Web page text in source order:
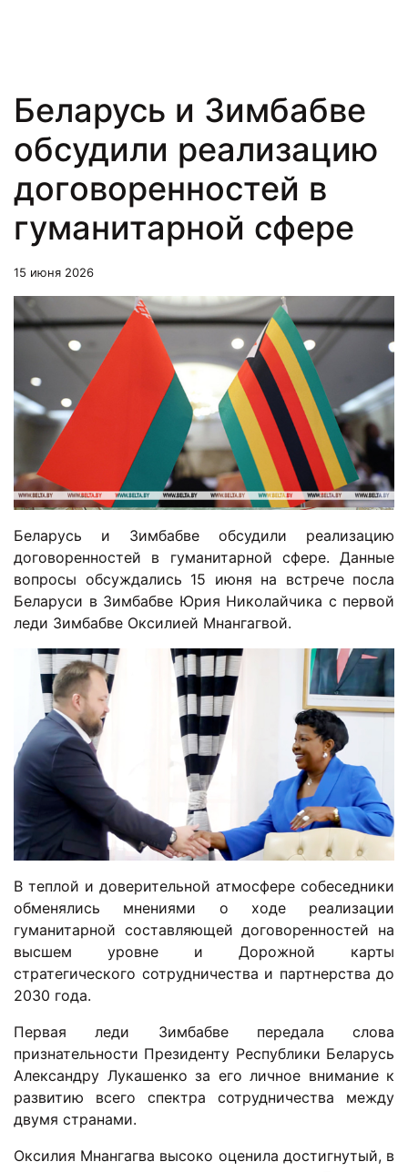
Беларусь и Зимбабве
обсудили реализацию
договоренностей в
гуманитарной сфере
15 июня 2026
Беларусь и Зимбабве обсудили реализацию
договоренностей в гуманитарной сфере. Данные
вопросы обсуждались 15 июня на встрече посла
Беларуси в Зимбабве Юрия Николайчика с первой
леди Зимбабве Оксилией Мнангагвой.
В теплой и доверительной атмосфере собеседники
обменялись мнениями о ходе реализации
гуманитарной составляющей договоренностей на
высшем уровне и Дорожной карты
стратегического сотрудничества и партнерства до
2030 года.
Первая леди Зимбабве передала слова
признательности Президенту Республики Беларусь
Александру Лукашенко за его личное внимание к
развитию всего спектра сотрудничества между
двумя странами.
Оксилия Мнангагва высоко оценила достигнутый, в